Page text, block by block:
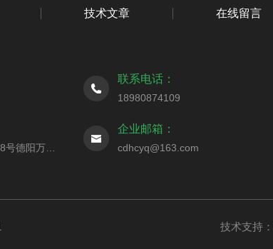
技术文章 在线留言
联系电话：
18980874109
企业邮箱：
cdhcyq@163.com
技术支持：